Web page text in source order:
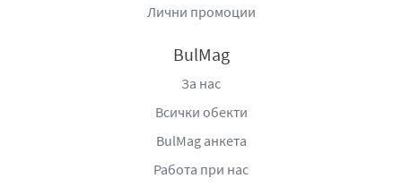
Лични промоции
BulMag
За нас
Всички обекти
BulMag анкета
Работа при нас